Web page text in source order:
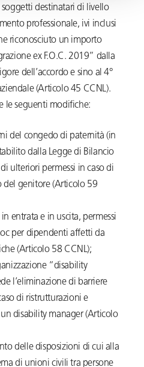
soggetti destinatari di livello
professionale, ivi inclusi
riconosciuto un importo
ex F.O.C. 2019” dalla
dell’accordo e sino al 4°
(Articolo 45 CCNL).
le seguenti modifiche:
del congedo di paternità (in
dalla Legge di Bilancio
ulteriori permessi in caso di
del genitore (Articolo 59
entrata e in uscita, permessi
per dipendenti affetti da
(Articolo 58 CCNL);
“disability
l’eliminazione di barriere
di ristrutturazioni e
un disability manager (Articolo
delle disposizioni di cui alla
di unioni civili tra persone